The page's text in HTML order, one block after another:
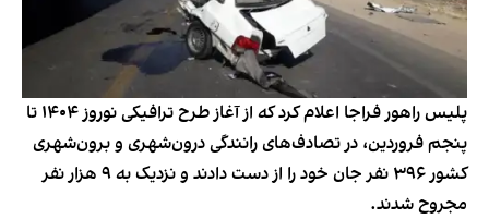
پلیس راهور فراجا اعلام کرد که از آغاز طرح ترافیکی نوروز ۱۴۰۴ تا
پنجم فروردین، در تصادف‌های رانندگی درون‌شهری و برون‌شهری
کشور ۳۹۶ نفر جان خود را از دست دادند و نزدیک به ۹ هزار نفر
مجروح شدند.